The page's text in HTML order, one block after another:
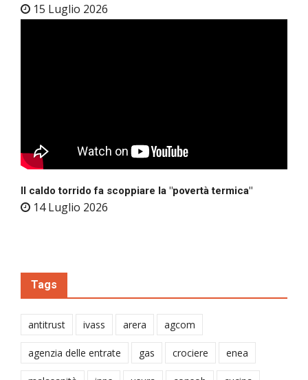
15 Luglio 2026
Il caldo torrido fa scoppiare la "povertà termica"
14 Luglio 2026
Tags
antitrust ivass arera agcom
agenzia delle entrate gas crociere enea